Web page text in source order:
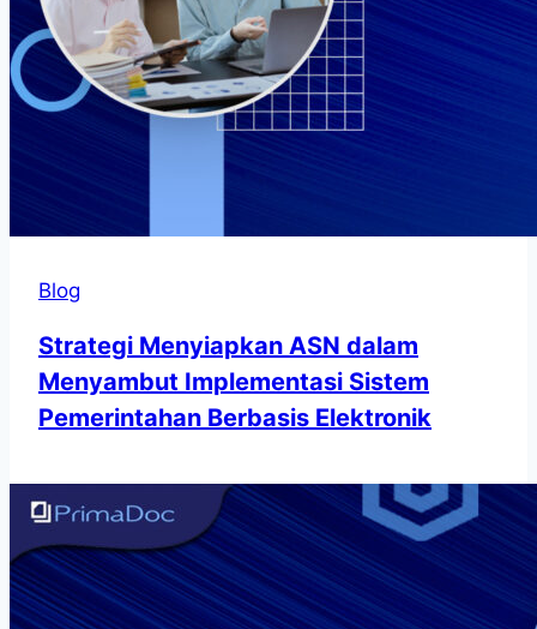
Blog
Strategi Menyiapkan ASN dalam
Menyambut Implementasi Sistem
Pemerintahan Berbasis Elektronik